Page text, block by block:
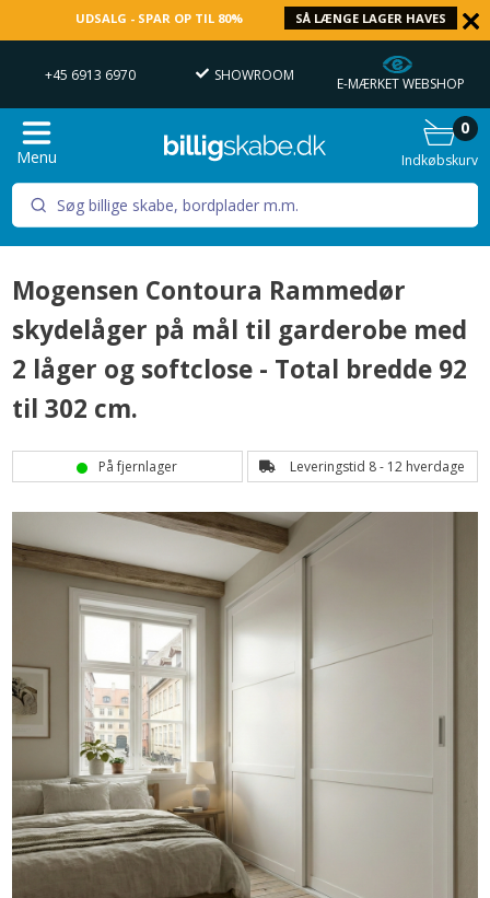
UDSALG - SPAR OP TIL 80% SÅ LÆNGE LAGER HAVES
9 - 22+45 6913 6970 SHOWROOM E-MÆRKET WEBSHOP
Menu Indkøbskurv
0
Mogensen Contoura Rammedør
skydelåger på mål til garderobe med
2 låger og softclose - Total bredde 92
til 302 cm.
På fjernlager Leveringstid 8 - 12 hverdage